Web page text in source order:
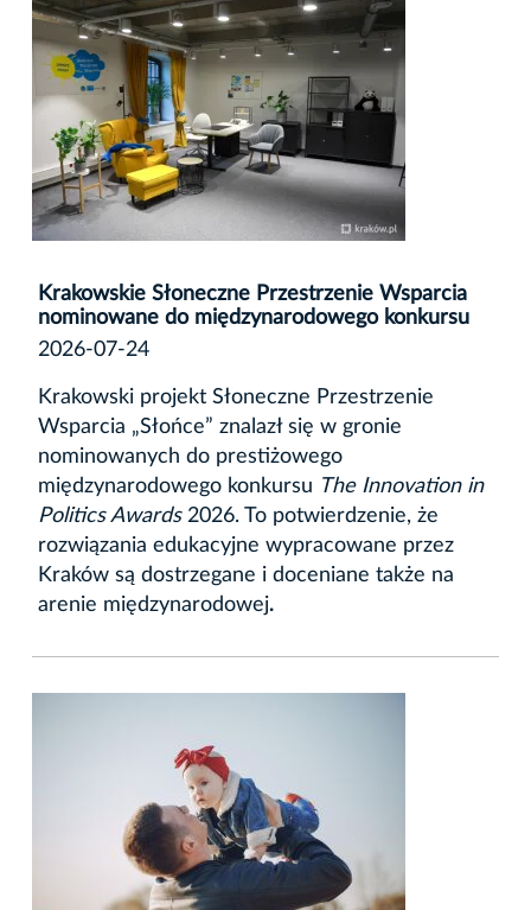
Krakowskie Słoneczne Przestrzenie Wsparcia
nominowane do międzynarodowego konkursu
2026-07-24
Krakowski projekt Słoneczne Przestrzenie
Wsparcia „Słońce” znalazł się w gronie
nominowanych do prestiżowego
międzynarodowego konkursu The Innovation in
Politics Awards2026. To potwierdzenie, że
rozwiązania edukacyjne wypracowane przez
Kraków są dostrzegane i doceniane także na
arenie międzynarodowej.